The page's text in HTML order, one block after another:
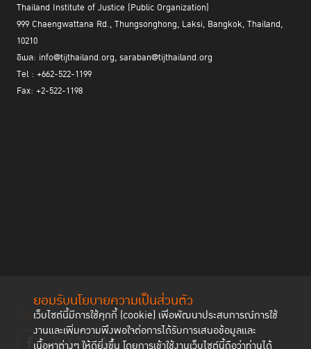
ยอมรับนโยบายความเป็นส่วนตัว
เว็บไซต์นี้มีการใช้คุกกี้ (cookie) เพื่อพัฒนาประสบการณ์การใช้
งานและเพิ่มความพึงพอใจต่อการได้รับการเสนอข้อมูลและ
Thailand Institute of Justice (Public Organization)
999 Chaengwattana Rd., Thungsonghong, Laksi, Bangkok, Thailand,
10210
อีเมล: info@tijthailand.org, saraban@tijthailand.org
Tel : +662-522-1199
Fax: +2-522-1198
Follow us